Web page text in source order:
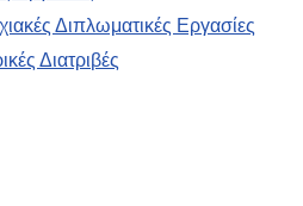
Διπλωματικές Εργασίες
Διατριβές